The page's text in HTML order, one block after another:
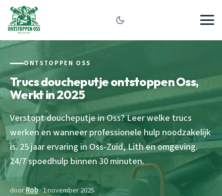
ONTSTOPPEN OSS
Trucs doucheputje ontstoppen Oss,
Werkt in 2025
Verstopt doucheputje in Oss? Leer welke trucs
werken en wanneer professionele hulp noodzakelijk
is. 25 jaar ervaring in Oss-Zuid, Lith en omgeving.
24/7 spoedhulp binnen 30 minuten.
doorRob· 1 november 2025